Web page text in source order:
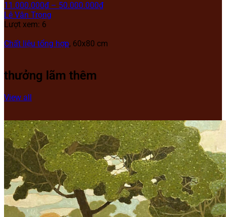
11.000.000₫ – 50.000.000₫
Lê Văn Trọng
Lượt xem: 6
Chất liệu tổng hợp, 60x80 cm
thưởng lãm thêm
View all